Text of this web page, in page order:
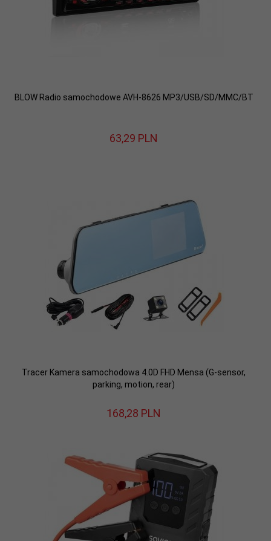
BLOW Radio samochodowe AVH-8626 MP3/USB/SD/MMC/BT
63,29 PLN
Tracer Kamera samochodowa 4.0D FHD Mensa (G-sensor,
parking, motion, rear)
168,28 PLN